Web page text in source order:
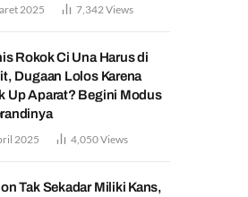
2025 7,342 Views
Rokok Ci Una Harus di
Dugaan Lolos Karena
Up Aparat? Begini Modus
2025 4,050Views
Tak Sekadar Miliki Kans,